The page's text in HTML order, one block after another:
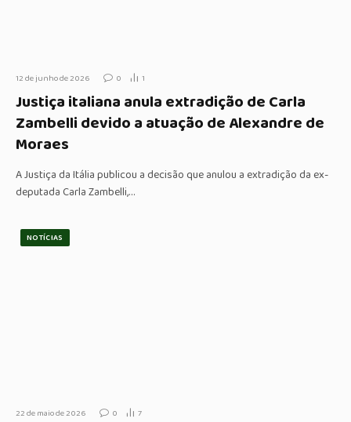
12 de junho de 2026 0 1
Justiça italiana anula extradição de Carla
Zambelli devido a atuação de Alexandre de
Moraes
A Justiça da Itália publicou a decisão que anulou a extradição da ex-
deputada Carla Zambelli,…
NOTÍCIAS
22 de maio de 2026 0 7